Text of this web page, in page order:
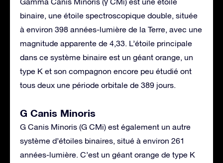
binaire, une étoile spectroscopique double, située
à environ 398 années-lumière de la Terre, avec une
magnitude apparente de 4,33. L’étoile principale
dans ce système binaire est un géant orange, un
type K et son compagnon encore peu étudié ont
tous deux une période orbitale de 389 jours.
G Canis Minoris
G Canis Minoris (G CMi) est également un autre
système d’étoiles binaires, situé à environ 261
années-lumière. C’est un géant orange de type K